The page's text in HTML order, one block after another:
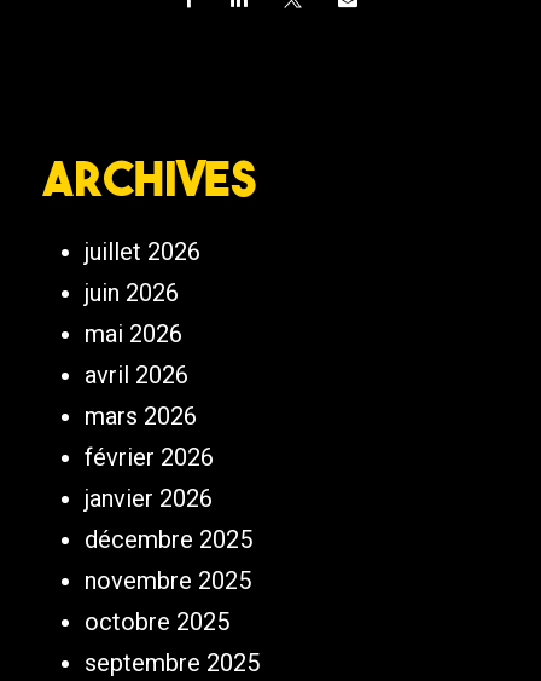
Archives
juillet 2026
juin 2026
mai 2026
avril 2026
mars 2026
février 2026
janvier 2026
décembre 2025
novembre 2025
octobre 2025
septembre 2025